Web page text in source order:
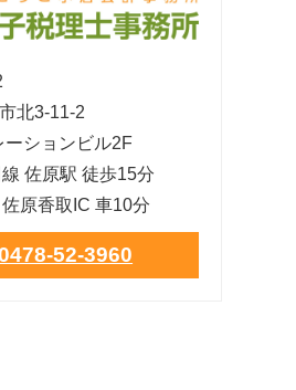
北3-11-2
ーションビル2F
線 佐原駅 徒歩15分
原香取IC 車10分
52-3960